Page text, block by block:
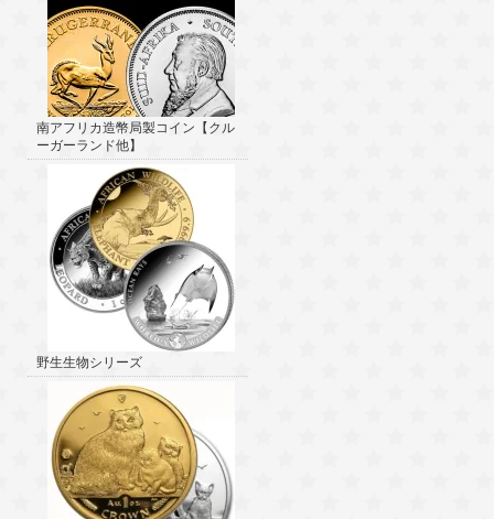
南アフリカ造幣局製コイン【クル
ーガーランド他】
野生生物シリーズ